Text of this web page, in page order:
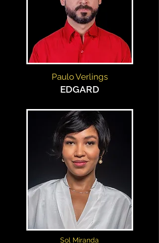
Paulo Verlings
EDGARD
Sol Miranda